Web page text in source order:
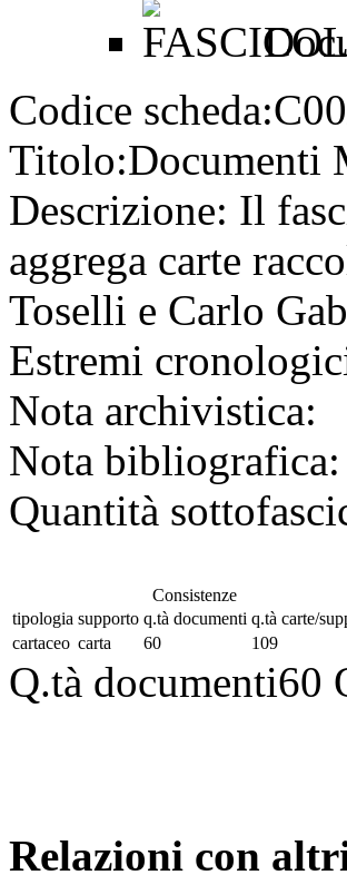
Codice scheda:
Titolo:Documenti
Descrizione: Il
aggrega carte
Toselli e Carlo
Estremi
Nota archivistica:
Nota bibliografica:
Quantità
Consistenze
tipologia supporto q.tà documenti q.tà carte/
cartaceo carta 60 109
Q.tà documenti60
Relazioni con